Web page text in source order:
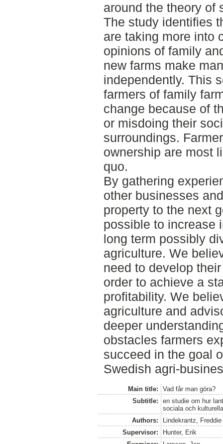
around the theory of
The study identifies
are taking more into
opinions of family
new farms make
independently. This
farmers of family
change because of
or misdoing their
surroundings.
ownership are most
quo.
By gathering
other businesses
property to the next
possible to increase
long term possibly
agriculture. We
need to develop
order to achieve a
profitability. We
agriculture and
deeper
obstacles farmers
succeed in the goal
Swedish agri-
Main title:
Vad får man göra?
Subtitle:
en studie om hur
sociala och
Authors:
Lindekrantz, Freddie
Supervisor:
Hunter, Erik